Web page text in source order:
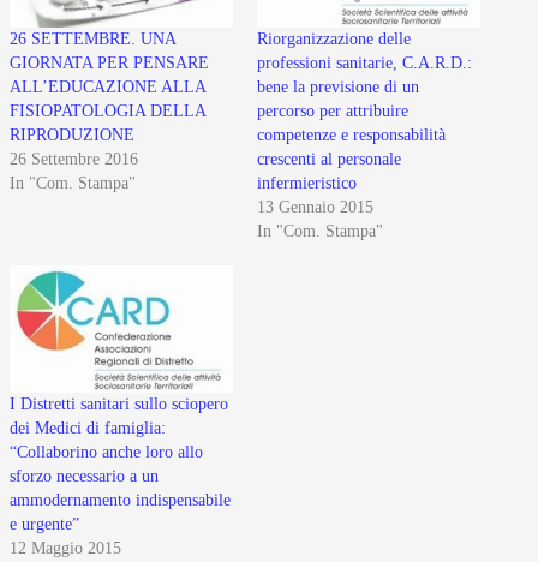
26 SETTEMBRE. UNA
GIORNATA PER PENSARE
ALL’EDUCAZIONE ALLA
FISIOPATOLOGIA DELLA
RIPRODUZIONE
26 Settembre 2016
In "Com. Stampa"
Riorganizzazione delle
professioni sanitarie, C.A.R.D.:
bene la previsione di un
percorso per attribuire
competenze e responsabilità
crescenti al personale
infermieristico
13 Gennaio 2015
In "Com. Stampa"
I Distretti sanitari sullo sciopero
dei Medici di famiglia:
“Collaborino anche loro allo
sforzo necessario a un
ammodernamento indispensabile
e urgente”
12 Maggio 2015